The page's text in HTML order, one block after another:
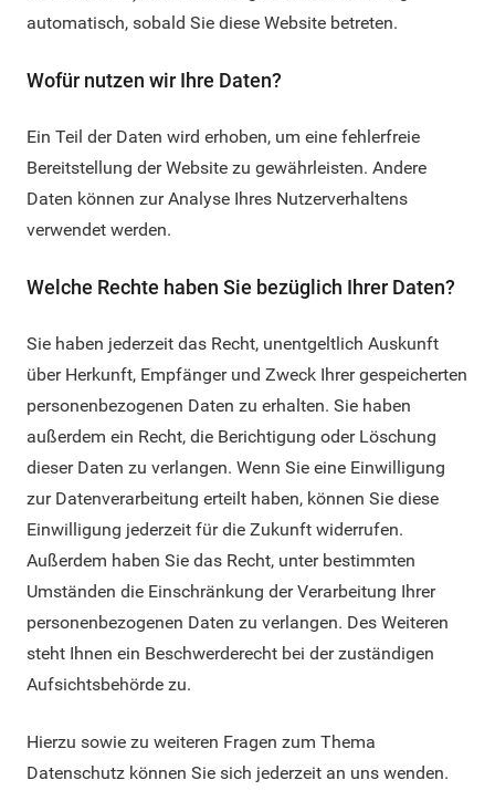
automatisch, sobald Sie diese Website betreten.
Wofür nutzen wir Ihre Daten?
Ein Teil der Daten wird erhoben, um eine fehlerfreie
Bereitstellung der Website zu gewährleisten. Andere
Daten können zur Analyse Ihres Nutzerverhaltens
verwendet werden.
Welche Rechte haben Sie bezüglich Ihrer Daten?
Sie haben jederzeit das Recht, unentgeltlich Auskunft
über Herkunft, Empfänger und Zweck Ihrer gespeicherten
personenbezogenen Daten zu erhalten. Sie haben
außerdem ein Recht, die Berichtigung oder Löschung
dieser Daten zu verlangen. Wenn Sie eine Einwilligung
zur Datenverarbeitung erteilt haben, können Sie diese
Einwilligung jederzeit für die Zukunft widerrufen.
Außerdem haben Sie das Recht, unter bestimmten
Umständen die Einschränkung der Verarbeitung Ihrer
personenbezogenen Daten zu verlangen. Des Weiteren
steht Ihnen ein Beschwerderecht bei der zuständigen
Aufsichtsbehörde zu.
Hierzu sowie zu weiteren Fragen zum Thema
Datenschutz können Sie sich jederzeit an uns wenden.